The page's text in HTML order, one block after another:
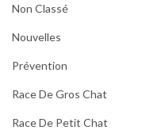
Non Classé
Nouvelles
Prévention
Race De Gros Chat
Race De Petit Chat